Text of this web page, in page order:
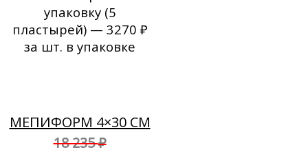
упаковку (5
пластырей) — 3270 ₽
за шт. в упаковке
МЕПИФОРМ 4×30 СМ
18 235₽